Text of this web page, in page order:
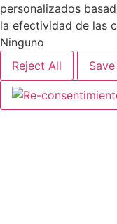
personalizados
la efectividad de las
Ninguno
Reject All